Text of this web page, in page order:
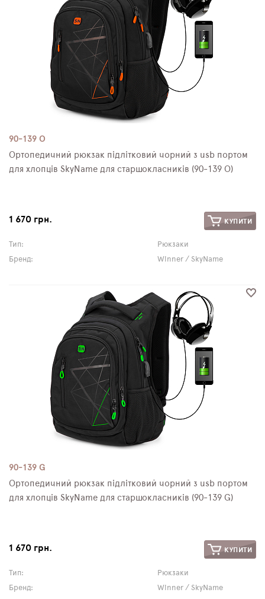
90-139 О
Ортопедичний рюкзак підлітковий чорний з usb портом
для хлопців SkyName для старшокласників (90-139 О)
1 670 грн. КУПИТИ
Тип:
Рюкзаки
Бренд:
Winner / SkyName
90-139 G
Ортопедичний рюкзак підлітковий чорний з usb портом
для хлопців SkyName для старшокласників (90-139 G)
1 670 грн. КУПИТИ
Тип:
Рюкзаки
Бренд:
Winner / SkyName